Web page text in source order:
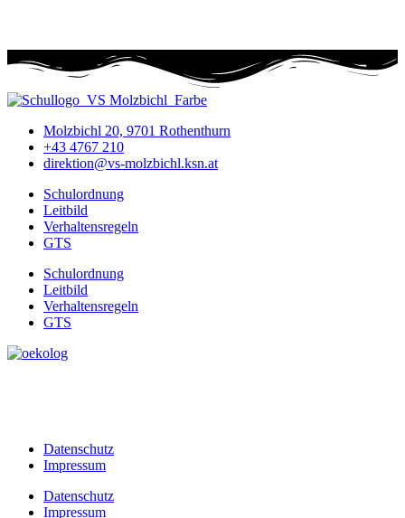
Molzbichl 20, 9701 Rothenthurn
+43 4767 210
direktion@vs-molzbichl.ksn.at
Schulordnung
Leitbild
Verhaltensregeln
GTS
Schulordnung
Leitbild
Verhaltensregeln
GTS
Datenschutz
Impressum
Datenschutz
Impressum